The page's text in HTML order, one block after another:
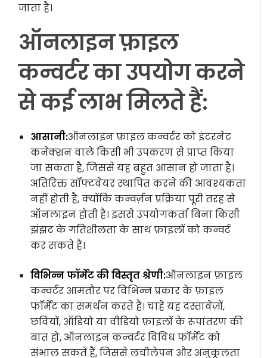
जाता है।
ऑनलाइन फ़ाइल
कन्वर्टर का उपयोग करने
से कई लाभ मिलते हैं:
आसानी:ऑनलाइन फ़ाइल कन्वर्टर को इंटरनेट
कनेक्शन वाले किसी भी उपकरण से प्राप्त किया
जा सकता है, जिससे यह बहुत आसान हो जाता है।
अतिरिक्त सॉफ्टवेयर स्थापित करने की आवश्यकता
नहीं होती है, क्योंकि कन्वर्ज़न प्रक्रिया पूरी तरह से
ऑनलाइन होती है। इससे उपयोगकर्ता बिना किसी
झंझट के गतिशीलता के साथ फ़ाइलों को कन्वर्ट
कर सकते हैं।
विभिन्न फॉर्मेट की विस्तृत श्रेणी:ऑनलाइन फ़ाइल
कन्वर्टर आमतौर पर विभिन्न प्रकार के फ़ाइल
फॉर्मेट का समर्थन करते हैं। चाहे यह दस्तावेज़ों,
छवियों, ऑडियो या वीडियो फ़ाइलों के रूपांतरण की
बात हो, ऑनलाइन कन्वर्टर विविध फॉर्मेट को
संभाल सकते हैं, जिससे लचीलेपन और अनुकूलता